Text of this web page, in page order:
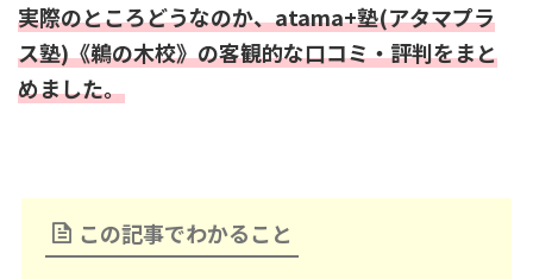
実際のところどうなのか、atama+塾(アタマプラ
ス塾)《鵜の木校》の客観的な口コミ・評判をまと
めました。
この記事でわかること